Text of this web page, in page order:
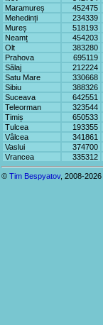
Maramureș
452475
Mehedinți
234339
Mureș
518193
Neamț
454203
Olt
383280
Prahova
695119
Sălaj
212224
Satu Mare
330668
Sibiu
388326
Suceava
642551
Teleorman
323544
Timiș
650533
Tulcea
193355
Vâlcea
341861
Vaslui
374700
Vrancea
335312
© Tim Bespyatov, 2008-2026